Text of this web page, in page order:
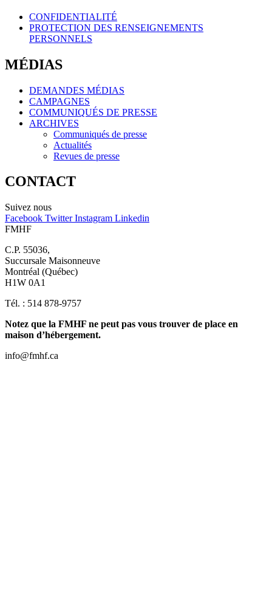
CONFIDENTIALITÉ
PROTECTION DES RENSEIGNEMENTS
PERSONNELS
MÉDIAS
DEMANDES MÉDIAS
CAMPAGNES
COMMUNIQUÉS DE PRESSE
ARCHIVES
Communiqués de presse
Actualités
Revues de presse
CONTACT
Suivez nous
Facebook Twitter Instagram Linkedin
FMHF
C.P. 55036,
Succursale Maisonneuve
Montréal (Québec)
H1W 0A1
Tél. : 514 878-9757
Notez que la FMHF ne peut pas vous trouver de place en
maison d’hébergement.
info@fmhf.ca